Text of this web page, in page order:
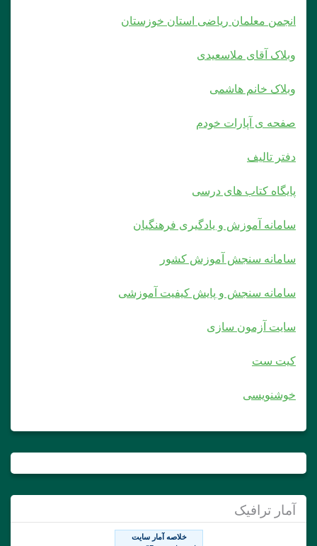
انجمن معلمان ریاضی استان خوزستان
وبلاک آقای ملاسعیدی
وبلاک خانم هاشمی
صفحه ی آپارات خودم
دفتر تالیف
پایگاه کتاب های درسی
سامانه آموزش و یادگیری فرهنگیان
سامانه سنجش آموزش کشور
سامانه سنجش و پایش کیفیت آموزشی
سایت آزمون سازی
کیت ست
خوشنویسی
آمار ترافیک